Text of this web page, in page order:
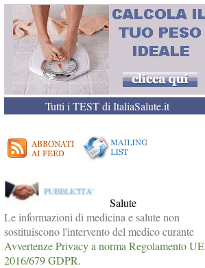
Tutti i TEST di ItaliaSalute.it
Salute
Le informazioni di medicina e salute non
sostituiscono l'intervento del medico curante
Avvertenze Privacy a norma Regolamento UE
2016/679 GDPR.